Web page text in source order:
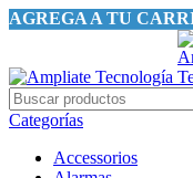
AGREGA A TU
Categorías
Accessorios